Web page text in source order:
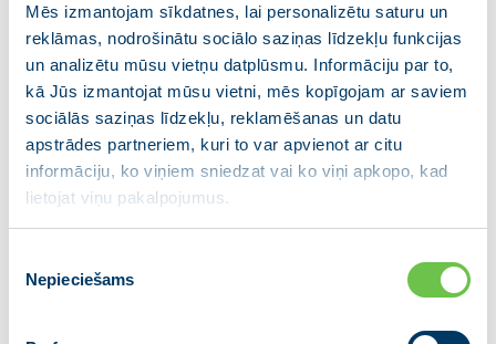
Mēs izmantojam sīkdatnes, lai personalizētu saturu un
reklāmas, nodrošinātu sociālo saziņas līdzekļu funkcijas
un analizētu mūsu vietņu datplūsmu. Informāciju par to,
kā Jūs izmantojat mūsu vietni, mēs kopīgojam ar saviem
sociālās saziņas līdzekļu, reklamēšanas un datu
apstrādes partneriem, kuri to var apvienot ar citu
informāciju, ko viņiem sniedzat vai ko viņi apkopo, kad
lietojat viņu pakalpojumus.
izvēle
Nepieciešams
“ To raksturo ne tikai ekonomikas izaugsme, bet arī
izglītības, veselības, reģionālās attīstības, tieslietu un
iekšlietu jomu sakārtošana. Viedā reindustrializācija ir
līdzeklis, lai sasniegtu augstāku sabiedrības
labklājības līmeni. Tas ir mūsu mērķis un uzdevums,”
sacīja premjerministrs.
Uzrunas noslēgumā Krišjānis Kariņš uzsvēra:
Veidosim stipru partiju stiprā Latvijā! Attīstīsimies